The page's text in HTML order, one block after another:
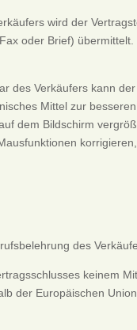
wird der
oder Brief)
des Verkäufers kann
Mittel zur
dem Bildschirm
des
keinem
der Europäischen Union